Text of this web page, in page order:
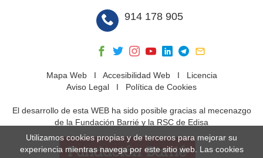
914 178 905
Mapa WebI Accesibilidad WebI Licencia
Aviso Legal I Política de Cookies
El desarrollo de esta WEB ha sido posible gracias al mecenazgo
de la Fundación Barrié y la RSC de Edisa
Utilizamos cookies propias y de terceros para mejorar su
experiencia mientras navega por este sitio web. Las cookies